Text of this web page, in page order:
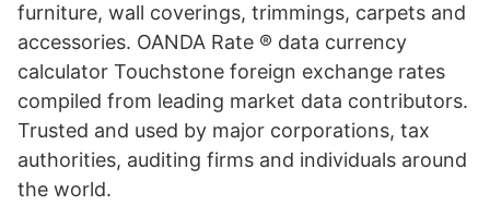
furniture, wall coverings, trimmings, carpets and
accessories. OANDA Rate ® data currency
calculator Touchstone foreign exchange rates
compiled from leading market data contributors.
Trusted and used by major corporations, tax
authorities, auditing firms and individuals around
the world.